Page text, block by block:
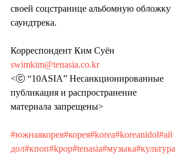
своей соцстранице альбомную обложку
саундтрека.
Корреспондент Ким Суён
swimkim@tenasia.co.kr
<ⓒ “10ASIA” Несанкционированные
публикация и распространение
материала запрещены>
#южнаякорея#корея#korea#koreanidol#ай
дол#кпоп#kpop#tenasia#музыка#культура